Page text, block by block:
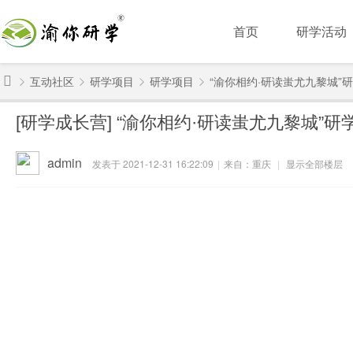
首页 研学活动
渝
»
互动社区 研学项目 研学项目 “渝你相约·研读蚩尤九黎城”
[研学成长营] “渝你相约·研读蚩尤九黎城”研
admin 发表于 2021-12-31 16:22:09 | 来自：重庆 | 显示全部楼层